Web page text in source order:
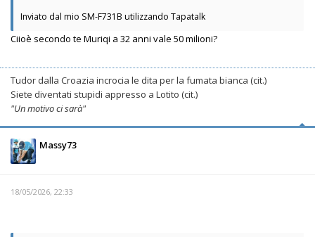
Inviato dal mio SM-F731B utilizzando Tapatalk
Ciioè secondo te Muriqi a 32 anni vale 50 milioni?
Tudor dalla Croazia incrocia le dita per la fumata bianca (cit.)
Siete diventati stupidi appresso a Lotito (cit.)
"Un motivo ci sarà"
Massy73
18/05/2026, 22:33